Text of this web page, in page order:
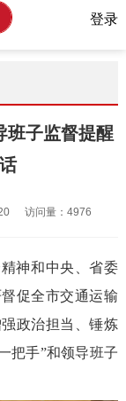
登录
班子监督提醒
访问量：4976
神和中央、省委
促全市交通运输
政治担当、锤炼
把手”和领导班子